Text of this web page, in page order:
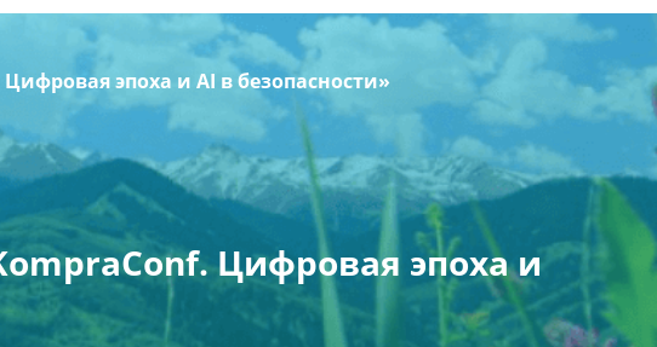
эпоха и AI в безопасности»
Цифровая эпоха и